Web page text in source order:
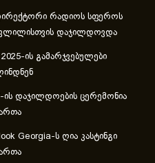
რადიოს სფეროს
დაჯილდოვდა
ის გამარჯვებულები
ის დაჯილდოების ცერემონია
Georgia-ს ღია კასტინგი